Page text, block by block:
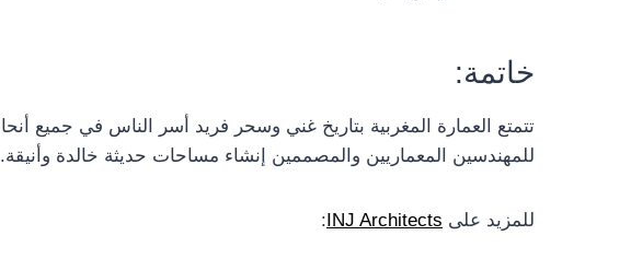
خاتمة:
تتمتع العمارة المغربية بتاريخ غني وسحر فريد أسر الناس في جميع
للمهندسين المعماريين والمصممين إنشاء مساحات حديثة خالدة وأنيقة.
للمزيد على INJ Architects
: